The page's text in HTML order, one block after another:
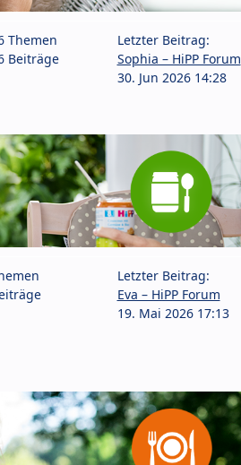
Themen
Beiträge
Letzter Beitrag:
Sophia – HiPP Forum
30. Jun 2026 14:28
Letzter Beitrag:
Eva – HiPP Forum
19. Mai 2026 17:13